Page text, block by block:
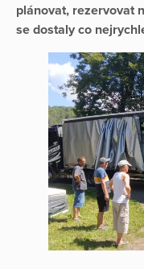
plánovat, rezervovat
se dostaly co